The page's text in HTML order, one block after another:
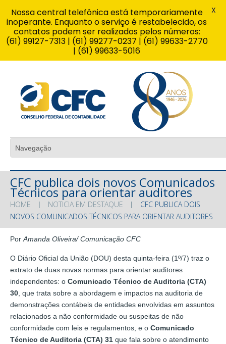
CFC publica dois novos Comunicados
Técnicos para orientar auditores
HOME NOTICIA EM DESTAQUE
CFC PUBLICA DOIS
NOVOS COMUNICADOS TÉCNICOS PARA ORIENTAR AUDITORES
Por Amanda Oliveira/ Comunicação CFC
O Diário Oficial da União (DOU) desta quinta-feira (1º/7) traz o
extrato de duas novas normas para orientar auditores
independentes: o Comunicado Técnico de Auditoria (CTA)
30 , que trata sobre a abordagem e impactos na auditoria de
demonstrações contábeis de entidades envolvidas em assuntos
relacionados a não conformidade ou suspeitas de não
conformidade com leis e regulamentos, e o Comunicado
Técnico de Auditoria (CTA) 31 que fala sobre o atendimento
Nossa central telefônica está temporariamente
inoperante. Enquanto o serviço é restabelecido, os
contatos podem ser realizados pelos números:
(61) 99127-7313 | (61) 99277-0237 | (61) 99633-2770
| (61) 99633-5016
X